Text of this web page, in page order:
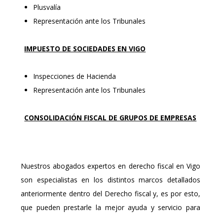
Plusvalía
Representación ante los Tribunales
IMPUESTO DE SOCIEDADES EN VIGO
Inspecciones de Hacienda
Representación ante los Tribunales
CONSOLIDACIÓN FISCAL DE GRUPOS DE EMPRESAS
Nuestros abogados expertos en derecho fiscal en Vigo
son especialistas en los distintos marcos detallados
anteriormente dentro del Derecho fiscal y, es por esto,
que pueden prestarle la mejor ayuda y servicio para